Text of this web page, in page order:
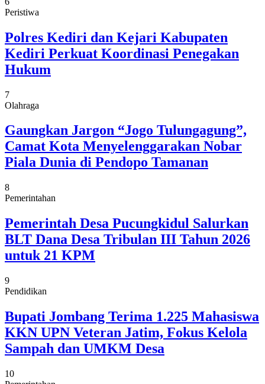
Peristiwa
Polres Kediri dan Kejari Kabupaten
Kediri Perkuat Koordinasi Penegakan
Hukum
7
Olahraga
Gaungkan Jargon “Jogo Tulungagung”,
Camat Kota Menyelenggarakan Nobar
Piala Dunia di Pendopo Tamanan
8
Pemerintahan
Pemerintah Desa Pucungkidul Salurkan
BLT Dana Desa Tribulan III Tahun 2026
untuk 21 KPM
9
Pendidikan
Bupati Jombang Terima 1.225 Mahasiswa
KKN UPN Veteran Jatim, Fokus Kelola
Sampah dan UMKM Desa
10